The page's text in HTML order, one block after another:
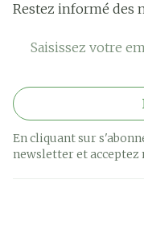
Restez informé des
Adresse mail
En cliquant sur
newsletter et acceptez